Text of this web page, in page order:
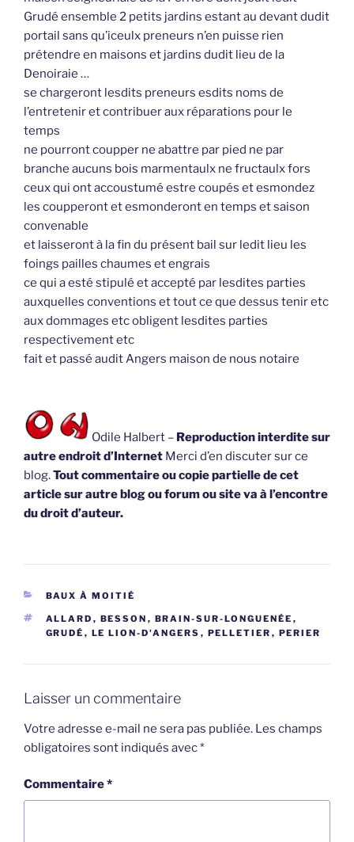
Grudé ensemble 2 petits jardins estant au devant dudit
portail sans qu’iceulx preneurs n’en puisse rien
prétendre en maisons et jardins dudit lieu de la
Denoiraie …
se chargeront lesdits preneurs esdits noms de
l’entretenir et contribuer aux réparations pour le
temps
ne pourront coupper ne abattre par pied ne par
branche aucuns bois marmentaulx ne fructaulx fors
ceux qui ont accoustumé estre coupés et esmondez
les coupperont et esmonderont en temps et saison
convenable
et laisseront à la fin du présent bail sur ledit lieu les
foings pailles chaumes et engrais
ce qui a esté stipulé et accepté par lesdites parties
auxquelles conventions et tout ce que dessus tenir etc
aux dommages etc obligent lesdites parties
respectivement etc
fait et passé audit Angers maison de nous notaire
Odile Halbert – Reproduction interdite sur
autre endroit d’Internet Merci d’en discuter sur ce
blog.Tout commentaire ou copie partielle de cet
article sur autre blog ou forum ou site va à l’encontre
du droit d’auteur.
CATÉGORIES
BAUX À MOITIÉ
ÉTIQUETTES
ALLARD , BESSON , BRAIN-SUR-LONGUENÉE ,
GRUDÉ , LE LION-D'ANGERS , PELLETIER , PERIER
Laisser un commentaire
Votre adresse e-mail ne sera pas publiée. Les champs
obligatoires sont indiqués avec*
Commentaire*